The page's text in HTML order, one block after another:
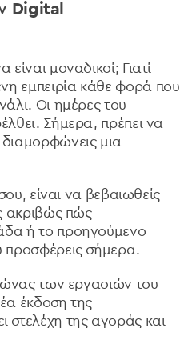
Digital
μοναδικοί; Γιατί
εμπειρία κάθε φορά που
Οι ημέρες του
Σήμερα, πρέπει να
μια
είναι να βεβαιωθείς
ακριβώς πώς
ή το πρoηγούμενο
προσφέρεις σήμερα.
των εργασιών του
έκδοση της
της αγοράς και